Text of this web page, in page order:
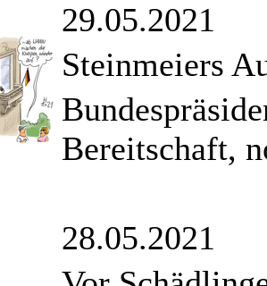
29.05.2021
Steinmeiers
Bereitschaft,
28.05.2021